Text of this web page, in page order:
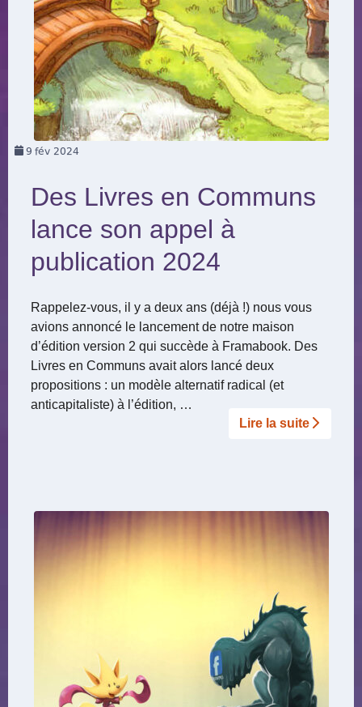
9 fév 2024
Des Livres en Communs
lance son appel à
publication 2024
Rappelez-vous, il y a deux ans (déjà !) nous vous
avions annoncé le lancement de notre maison
d’édition version 2 qui succède à Framabook. Des
Livres en Communs avait alors lancé deux
propositions : un modèle alternatif radical (et
anticapitaliste) à l’édition, …
Lire la suite­­